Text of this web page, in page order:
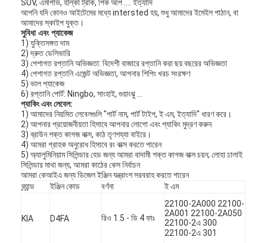
SUV, এমপিভি, হাল্কা ট্রাক, পিক আপ .... ইত্যাদি
আপনি যদি কোনও আইটেমের মধ্যে intersted হয়, শুধু আমাদের ইমেইল পাঠান, বা
আমাদের স্কাইপ যুক্ত।
সুবিধা এবং প্যাকেজ
1) যুক্তিসঙ্গত দাম
2) দ্রুত ডেলিভারি
3) পেশাগত রপ্তানি অভিজ্ঞতা: বিদেশী বাজারে রপ্তানি করা ছয় বছরের অভিজ্ঞতা
4) পেশাগত রপ্তানি এজেন্ট অভিজ্ঞতা, আপনার শিপিং খরচ সংরক্ষণ
5) ভাল প্যাকেজ
6) রপ্তানি পোর্ট: Ningbo, সাংহাই, গুয়াংঝু ...
প্যাকিং এবং লেবেল:
1) আমাদের নিয়মিত লেবেলগুলি "পার্ট নাম, পার্ট টাইপ, ই এম, ইত্যাদি" ধারণ করে।
2) আপনার প্রয়োজনীয়তা হিসাবে আপনার লোগো এবং প্যাকিং মুদ্রণ করুন
3) ব্রাউন শক্ত কাগজ বাক্স, কাঠ তৃণশয্যা বাইরে।
4) আমরা গ্রাহক অনুরোধ হিসাবে রং বাক্স করতে পারেন
5) অ্যালুমিনিয়াম সিলিন্ডার হেড জন্য আমরা বাদামী শক্ত কাগজ বাক্স চয়ন; লোহা ঢালাই
সিলিন্ডার মাথা জন্য, আমরা কাঠের কেস নির্বাচন
আমরা কেআইএ জন্য ডিজেল ইঞ্জিন যন্ত্রাংশ সরবরাহ করতে পারেন
ব্র্যান্ড
ইঞ্জিন কোড বর্ণনা ই এম
KIA D4FA রিও 1.5 - ডি 4 ফাঃ
22100-2A000 22100-
2A001 22100-2A050
22100-2এ 300
22100-2এ 301